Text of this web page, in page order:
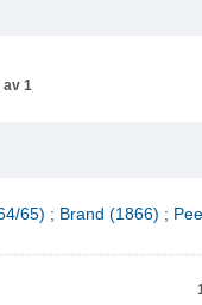
av 1
65) ; Brand (1866) ;